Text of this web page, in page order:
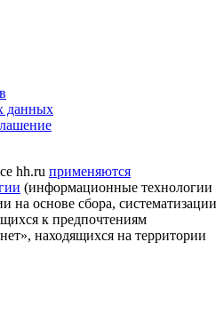
данных
hh.ru применяются
(информационные технологии
на основе сбора, систематизации
к предпочтениям
находящихся на территории